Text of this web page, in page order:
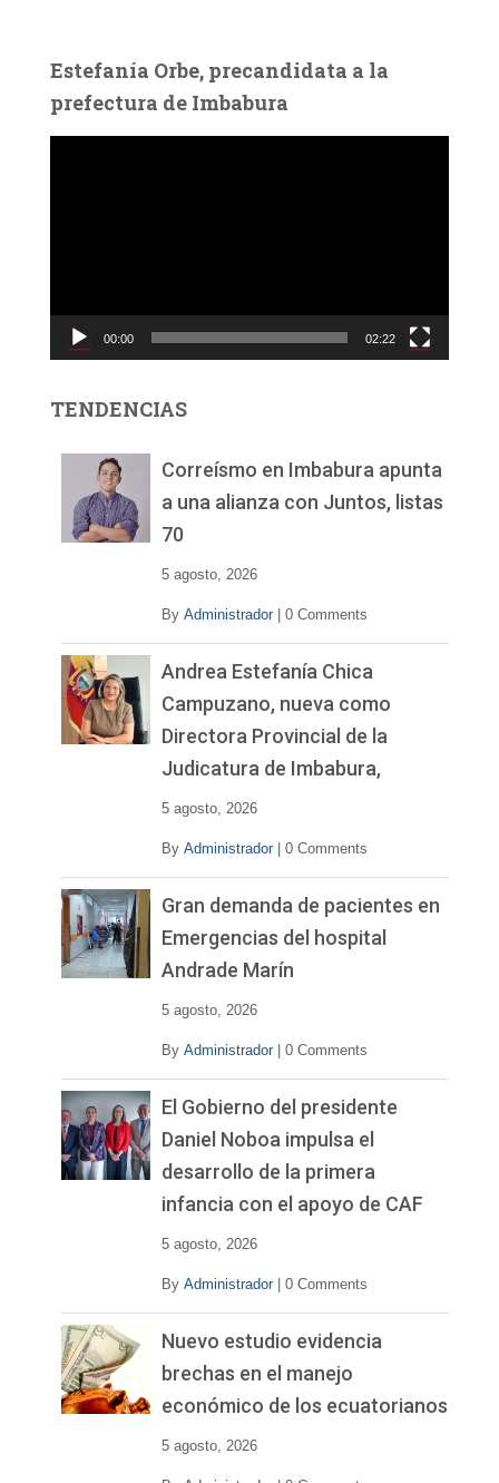
Estefanía Orbe, precandidata a la
prefectura de Imbabura
c
d
00:00 02:22
TENDENCIAS
Correísmo en Imbabura apunta
a una alianza con Juntos, listas
70
5 agosto, 2026
By Administrador 0 Comments
Andrea Estefanía Chica
Campuzano, nueva como
Directora Provincial de la
Judicatura de Imbabura,
5 agosto, 2026
By Administrador 0 Comments
Gran demanda de pacientes en
Emergencias del hospital
Andrade Marín
5 agosto, 2026
By Administrador 0 Comments
El Gobierno del presidente
Daniel Noboa impulsa el
desarrollo de la primera
infancia con el apoyo de CAF
5 agosto, 2026
By Administrador 0 Comments
Nuevo estudio evidencia
brechas en el manejo
económico de los ecuatorianos
5 agosto, 2026